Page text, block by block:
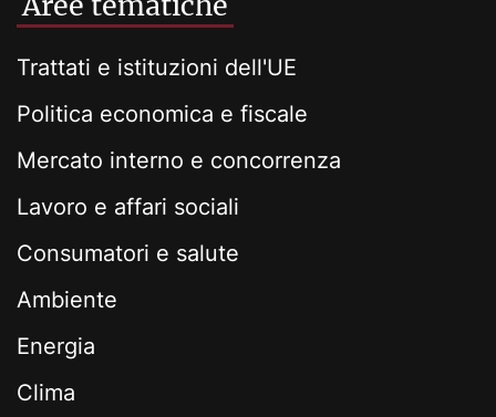
Trattati e istituzioni dell'UE
Politica economica e fiscale
Mercato interno e concorrenza
Lavoro e affari sociali
Consumatori e salute
Ambiente
Energia
Clima